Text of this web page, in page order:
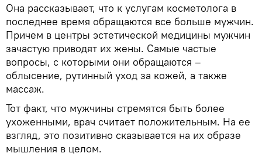
Она рассказывает, что к услугам косметолога в
последнее время обращаются все больше мужчин.
Причем в центры эстетической медицины мужчин
зачастую приводят их жены. Самые частые
вопросы, с которыми они обращаются –
облысение, рутинный уход за кожей, а также
массаж.
Тот факт, что мужчины стремятся быть более
ухоженными, врач считает положительным. На ее
взгляд, это позитивно сказывается на их образе
мышления в целом.